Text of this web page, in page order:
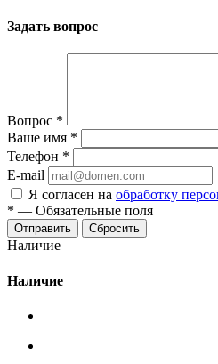
Задать вопрос
Вопрос *
Ваше имя *
Телефон *
E-mail
Я согласен на обработку
* — Обязательные поля
Сбросить
Наличие
Наличие